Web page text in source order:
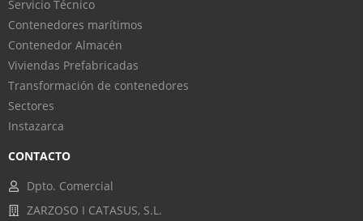
Servicio Técnico
Contenedores marítimos
Contenedor Almacén
Viviendas Prefabricadas
Transformación de contenedores
Sectores
Instazarca
CONTACTO
Dpto. Comercial
ZARZOSO I CATASUS, S.L.